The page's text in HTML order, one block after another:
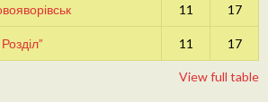
11 17
11 17
View full table